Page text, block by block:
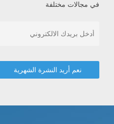
في مجالات مختلفة